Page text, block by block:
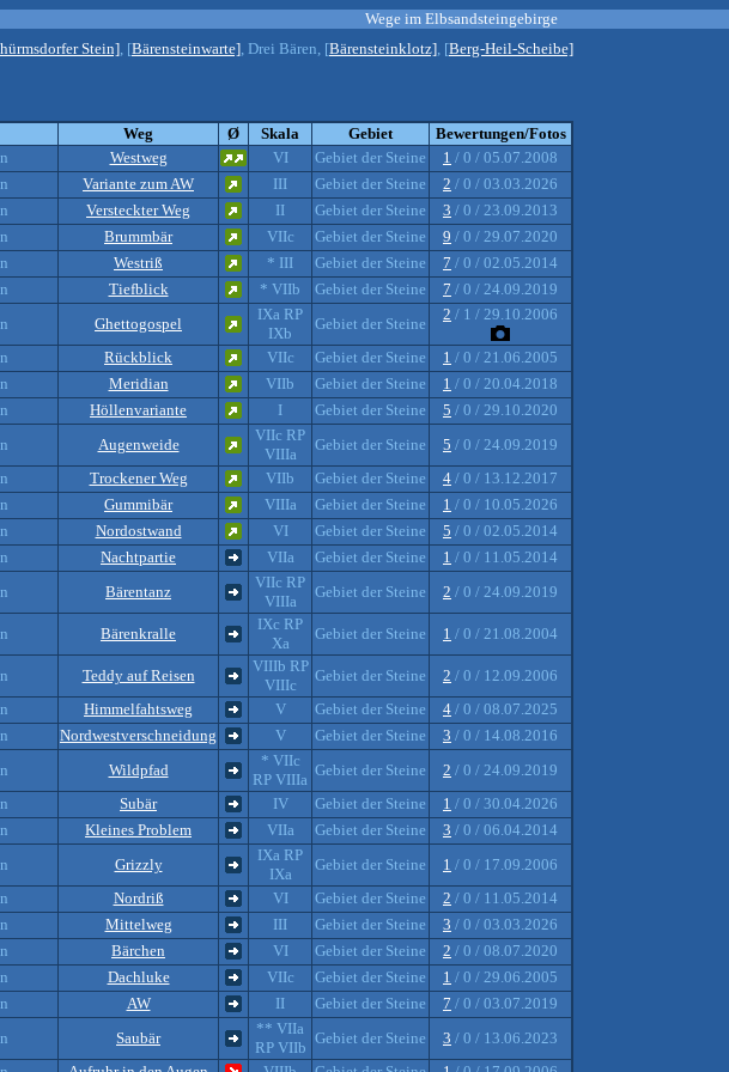
Wege im Elbsandsteingebirge
Stein], [Bärensteinwarte], Drei Bären, [Bärensteinklotz], [Berg-Heil-Scheibe]
Weg Ø Skala Gebiet
Bewertungen/Fotos
Westweg VI Gebiet der Steine 1 / 0 / 05.07.2008
Variante zum AW III Gebiet der Steine 2 / 0 / 03.03.2026
Versteckter Weg II Gebiet der Steine 3 / 0 / 23.09.2013
Brummbär VIIc Gebiet der Steine 9 / 0 / 29.07.2020
Westriß * III Gebiet der Steine 7 / 0 / 02.05.2014
Tiefblick * VIIb Gebiet der Steine 7 / 0 / 24.09.2019
Ghettogospel
IXa RP
IXb
Gebiet der Steine
2 / 1 / 29.10.2006
Rückblick VIIc Gebiet der Steine 1 / 0 / 21.06.2005
Meridian VIIb Gebiet der Steine 1 / 0 / 20.04.2018
Höllenvariante I Gebiet der Steine 5 / 0 / 29.10.2020
Augenweide
VIIc RP
VIIIa
Gebiet der Steine 5 / 0 / 24.09.2019
Trockener Weg VIIb Gebiet der Steine 4 / 0 / 13.12.2017
Gummibär VIIIa Gebiet der Steine 1 / 0 / 10.05.2026
Nordostwand VI Gebiet der Steine 5 / 0 / 02.05.2014
Nachtpartie VIIa Gebiet der Steine 1 / 0 / 11.05.2014
Bärentanz
VIIc RP
VIIIa
Gebiet der Steine 2 / 0 / 24.09.2019
Bärenkralle
IXc RP
Xa
Gebiet der Steine 1 / 0 / 21.08.2004
Teddy auf Reisen
VIIIb RP
VIIIc
Gebiet der Steine 2 / 0 / 12.09.2006
Himmelfahtsweg V Gebiet der Steine 4 / 0 / 08.07.2025
Nordwestverschneidung V Gebiet der Steine 3 / 0 / 14.08.2016
Wildpfad
* VIIc
RP VIIIa
Gebiet der Steine 2 / 0 / 24.09.2019
Subär IV Gebiet der Steine 1 / 0 / 30.04.2026
Kleines Problem VIIa Gebiet der Steine 3 / 0 / 06.04.2014
Grizzly
IXa RP
IXa
Gebiet der Steine 1 / 0 / 17.09.2006
Nordriß VI Gebiet der Steine 2 / 0 / 11.05.2014
Mittelweg III Gebiet der Steine 3 / 0 / 03.03.2026
Bärchen VI Gebiet der Steine 2 / 0 / 08.07.2020
Dachluke VIIc Gebiet der Steine 1 / 0 / 29.06.2005
AW II Gebiet der Steine 7 / 0 / 03.07.2019
Saubär
** VIIa
RP VIIb
Gebiet der Steine 3 / 0 / 13.06.2023